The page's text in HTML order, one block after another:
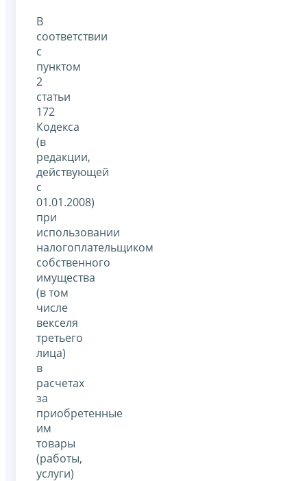
В
соответствии
с
пунктом
2
статьи
172
Кодекса
(в
редакции,
действующей
с
01.01.2008)
при
использовании
налогоплательщиком
собственного
имущества
(в том
числе
векселя
третьего
лица)
в
расчетах
за
приобретенные
им
товары
(работы,
услуги)